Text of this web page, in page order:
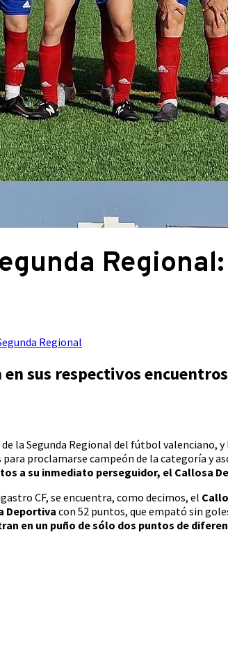
Regional
sus respectivos
la Segunda Regional del fútbol valenciano,
proclamarse campeón de la categoría y
a su inmediato perseguidor, el Callosa
CF, se encuentra, como decimos, el
Deportivacon 52 puntos, que empató sin
en un puño de sólo dos puntos de